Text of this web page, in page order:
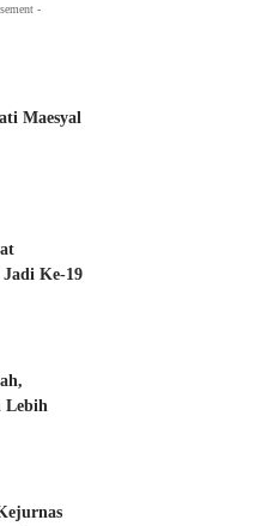
-
Maesyal
Ke-19
Lebih